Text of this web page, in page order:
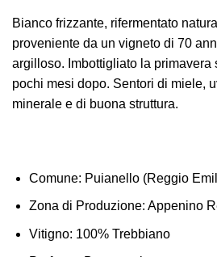
Bianco frizzante, rifermentato
proveniente da un vigneto di 70
argilloso. Imbottigliato la primavera
pochi mesi dopo. Sentori di miele,
minerale e di buona struttura.
Comune: Puianello (Reggio
Zona di Produzione: Appenino
Vitigno: 100% Trebbiano